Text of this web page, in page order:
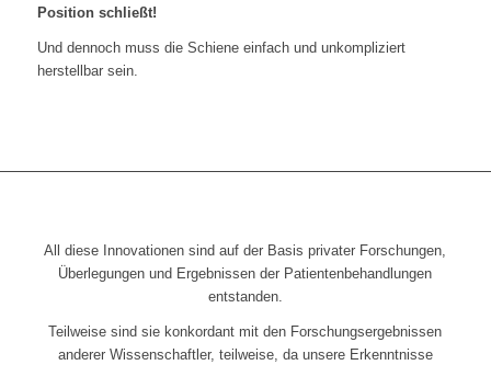
Position schließt!
Und dennoch muss die Schiene einfach und unkompliziert
herstellbar sein.
All diese Innovationen sind auf der Basis privater Forschungen,
Überlegungen und Ergebnissen der Patientenbehandlungen
entstanden.
Teilweise sind sie konkordant mit den Forschungsergebnissen
anderer Wissenschaftler, teilweise, da unsere Erkenntnisse